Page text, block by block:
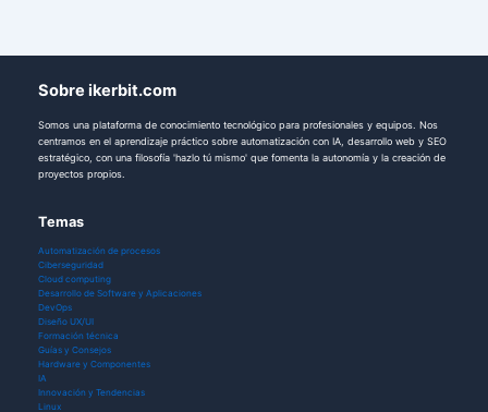
Sobre ikerbit.com
Somos una plataforma de conocimiento tecnológico para profesionales y equipos. Nos
centramos en el aprendizaje práctico sobre automatización con IA, desarrollo web y SEO
estratégico, con una filosofía 'hazlo tú mismo' que fomenta la autonomía y la creación de
proyectos propios.
Temas
Automatización de procesos
Ciberseguridad
Cloud computing
Desarrollo de Software y Aplicaciones
DevOps
Diseño UX/UI
Formación técnica
Guías y Consejos
Hardware y Componentes
IA
Innovación y Tendencias
Linux